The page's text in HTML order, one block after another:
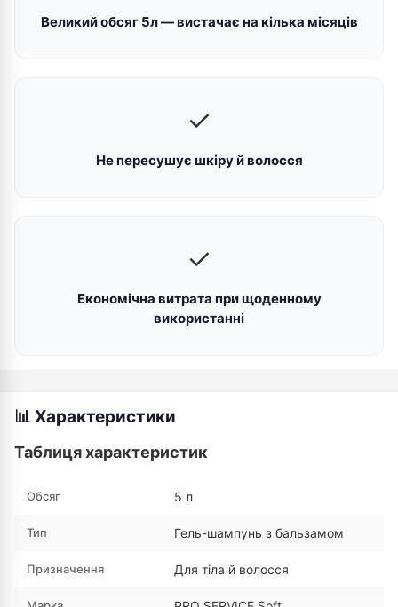
Великий обсяг 5л — вистачає на кілька місяців
✓
Не пересушує шкіру й волосся
✓
Економічна витрата при щоденному
використанні
📊 Характеристики
Таблиця характеристик
Обсяг 5 л
Тип Гель-шампунь з бальзамом
Призначення Для тіла й волосся